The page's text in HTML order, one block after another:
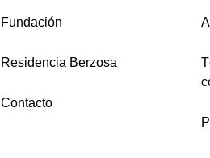
Fundación
Residencia Berzosa
Contacto